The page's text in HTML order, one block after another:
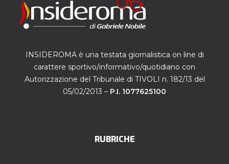
INSIDEROMA è una testata giornalistica on line di
carattere sportivo/informativo/quotidiano con
Autorizzazione del Tribunale di TIVOLI n. 182/13 del
05/02/2013 – P.I. 1077625100
RUBRICHE